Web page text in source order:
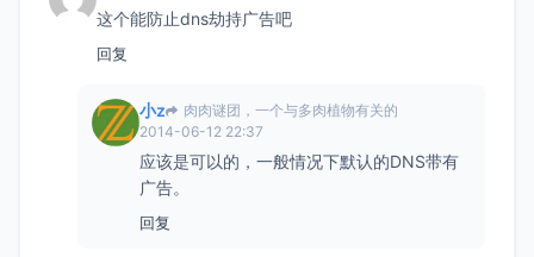
这个能防止dns劫持广告吧
回复
小z
肉肉谜团，一个与多肉植物有关的
2014-06-12 22:37
应该是可以的，一般情况下默认的DNS带有
广告。
回复